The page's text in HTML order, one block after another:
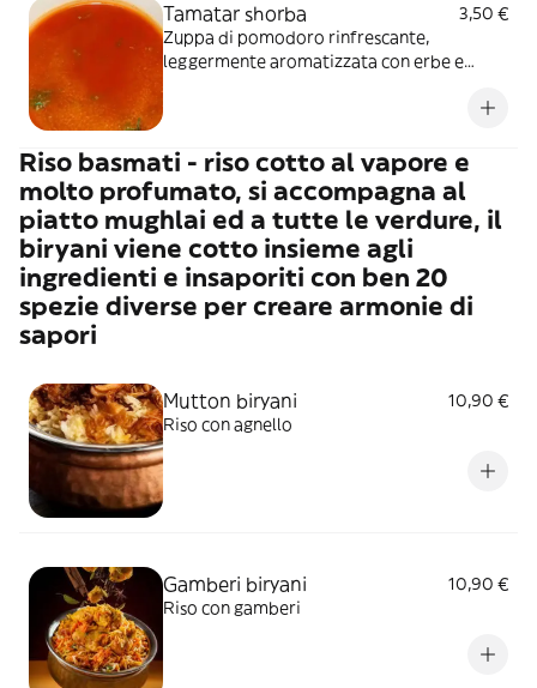
Tamatar shorba
3,50 €
Zuppa di pomodoro rinfrescante,
leggermente aromatizzata con erbe e
Riso basmati - riso cotto al vapore e
molto profumato, si accompagna al
piatto mughlai ed a tutte le verdure, il
biryani viene cotto insieme agli
ingredienti e insaporiti con ben 20
spezie diverse per creare armonie di
sapori
Mutton biryani
10,90 €
Riso con agnello
Gamberi biryani
10,90 €
Riso con gamberi